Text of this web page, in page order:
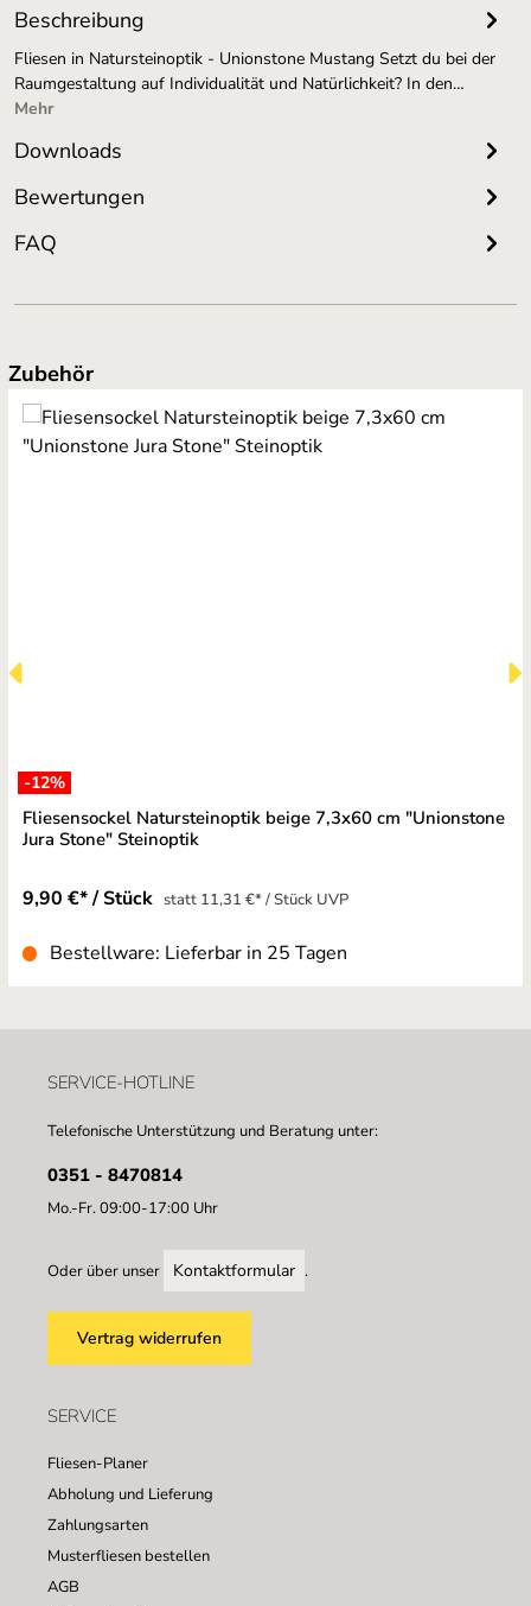
Beschreibung
Fliesen in Natursteinoptik - Unionstone Mustang Setzt du bei der
Raumgestaltung auf Individualität und Natürlichkeit? In den…
Mehr
Downloads
Bewertungen
FAQ
Produktgalerie überspringen
Zubehör
-12%
Fliesensockel Natursteinoptik beige 7,3x60 cm "Unionstone
Jura Stone" Steinoptik
9,90 €* / Stück statt 11,31 €* / Stück UVP
Bestellware: Lieferbar in 25 Tagen
SERVICE-HOTLINE
Telefonische Unterstützung und Beratung unter:
0351 - 8470814
Mo.-Fr. 09:00-17:00 Uhr
Oder über unser Kontaktformular .
Vertrag widerrufen
SERVICE
Fliesen-Planer
Abholung und Lieferung
Zahlungsarten
Musterfliesen bestellen
AGB